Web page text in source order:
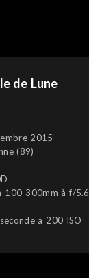
de Lune
2015
(89)
100-300mm à f/5.6
à 200 ISO